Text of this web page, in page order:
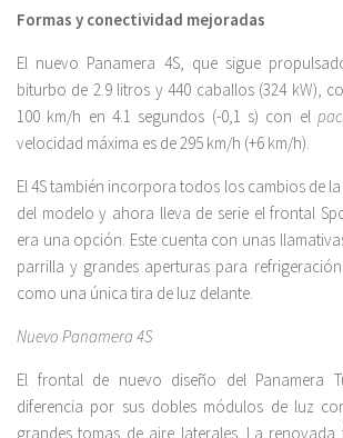
Formas y conectividad mejoradas
El nuevo Panamera 4S, que sigue
biturbo de 2.9 litros y 440 caballos (324 kW),
100 km/h en 4.1 segundos (-0,1 s) con el
velocidad máxima es de 295 km/h (+6 km/h).
El 4S también incorpora todos los cambios de
del modelo y ahora lleva de serie el frontal
era una opción. Este cuenta con unas
parrilla y grandes aperturas para
como una única tira de luz delante.
Nuevo Panamera 4S
El frontal de nuevo diseño del Panamera
diferencia por sus dobles módulos de luz
grandes tomas de aire laterales. La